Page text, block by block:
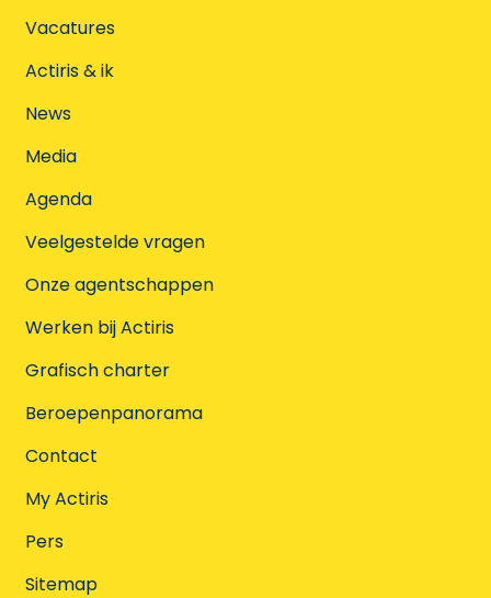
Vacatures
Actiris & ik
News
Media
Agenda
Veelgestelde vragen
Onze agentschappen
Werken bij Actiris
Grafisch charter
Beroepenpanorama
Contact
My Actiris
Pers
Sitemap